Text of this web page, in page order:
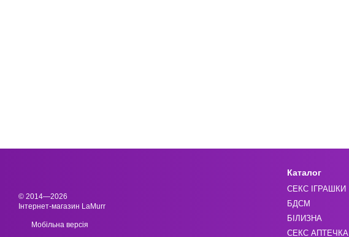
© 2014—2026
Інтернет-магазин LaMurr
Мобільна версія
Каталог
СЕКС ІГРАШКИ
БДСМ
БІЛИЗНА
СЕКС АПТЕЧКА